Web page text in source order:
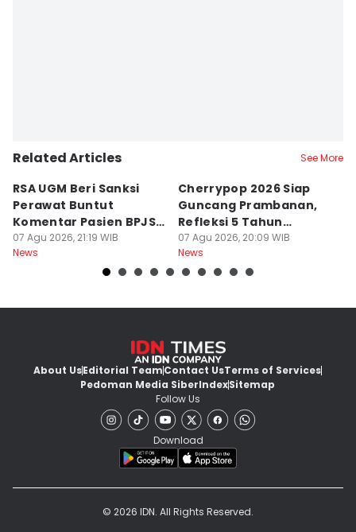
Related Articles See More
RSA UGM Beri Sanksi
Perawat Buntut
Komentar Pasien BPJS
di Medsos
07 Agu 2026, 21:19 WIB
News
Cherrypop 2026 Siap
Guncang Prambanan,
Refleksi 5 Tahun
Perjalanan
07 Agu 2026, 20:09 WIB
News
About UsEditorial TeamContact UsTerms of Services
Pedoman Media SiberIndexSitemap
Follow Us
Download
© 2026 IDN. All Rights Reserved.